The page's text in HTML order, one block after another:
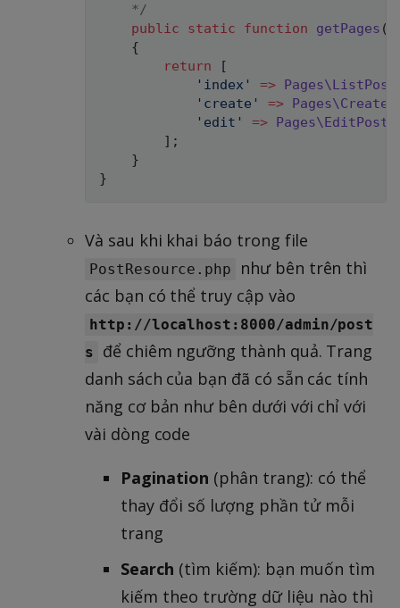
    */
public
static function getPages (
{
return
[
'index'
=> Pages\
'create'
=> Pages\
'edit'
=> Pages\EditPost
] ;
}
}
Và sau khi khai báo trong file
PostResource.php
như bên trên thì
các bạn có thể truy cập vào
http://localhost:8000/admin/post
s
để chiêm ngưỡng thành quả. Trang
danh sách của bạn đã có sẵn các tính
năng cơ bản như bên dưới với chỉ với
vài dòng code
Pagination (phân trang): có thể
thay đổi số lượng phần tử mỗi
trang
Search (tìm kiếm): bạn muốn tìm
kiếm theo trường dữ liệu nào thì